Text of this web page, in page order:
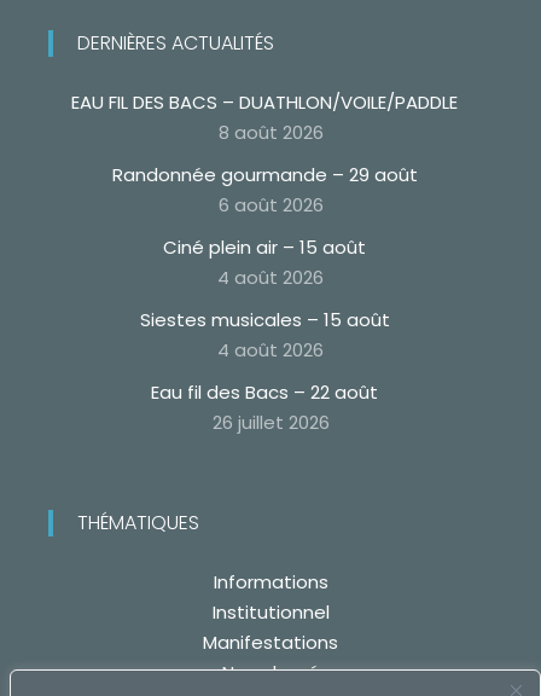
DERNIÈRES ACTUALITÉS
EAU FIL DES BACS – DUATHLON/VOILE/PADDLE
8 août 2026
Randonnée gourmande – 29 août
6 août 2026
Ciné plein air – 15 août
4 août 2026
Siestes musicales – 15 août
4 août 2026
Eau fil des Bacs – 22 août
26 juillet 2026
THÉMATIQUES
Informations
Institutionnel
Manifestations
Non classé